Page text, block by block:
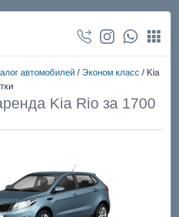
автомобилей/ Эконом класс / Kia
Kia Rio за 1700